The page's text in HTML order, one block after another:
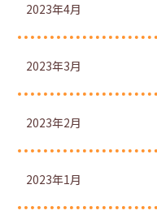
2023年4月
2023年3月
2023年2月
2023年1月